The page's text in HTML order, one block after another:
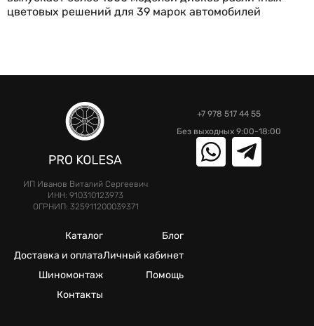
цветовых решений для 39 марок автомобилей
ИП Иванов Виталий Сергеевич
ИНН: 910310123973
ОГРНИП: 325911200039371
+7 978 517 44 55
Без выходных 9:00-18:00
Каталог
Доставка и оплата
Шиномонтаж
Контакты
Блог
Личный кабинет
Помощь